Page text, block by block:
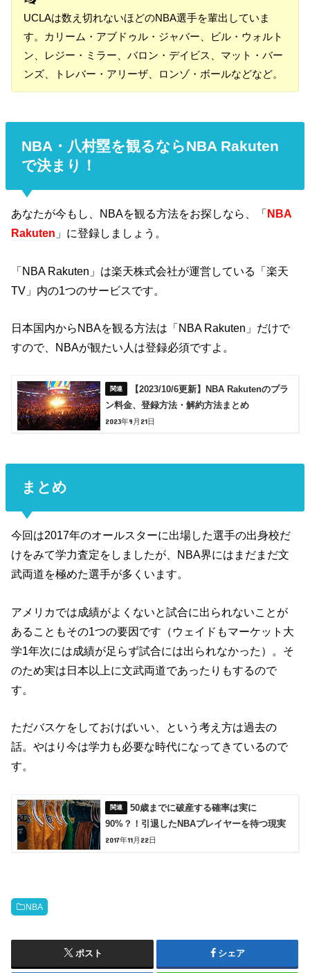
UCLAは数え切れないほどのNBA選手を輩出していま
す。カリーム・アブドゥル・ジャバー、ビル・ウォルト
ン、レジー・ミラー、バロン・デイビス、マット・バー
ンズ、トレバー・アリーザ、ロンゾ・ボールなどなど。
NBA・八村塁を観るならNBA Rakuten
で決まり！
あなたが今もし、NBAを観る方法をお探しなら、「NBA
Rakuten 」に登録しましょう。
「NBA Rakuten」は楽天株式会社が運営している「楽天
TV」内の1つのサービスです。
日本国内からNBAを観る方法は「NBA Rakuten」だけで
すので、NBAが観たい人は登録必須ですよ。
【2023/10/6更新】NBA Rakutenのプラ
ン料金、登録方法・解約方法まとめ
2023年9月21日
まとめ
今回は2017年のオールスターに出場した選手の出身校だ
けをみて学力査定をしましたが、NBA界にはまだまだ文
武両道を極めた選手が多くいます。
アメリカでは成績がよくないと試合に出られないことが
あることもその1つの要因です（ウェイドもマーケット大
学1年次には成績が足らず試合には出られなかった）。そ
のため実は日本以上に文武両道であったりもするので
す。
ただバスケをしておけばいい、という考え方は過去の
話。やはり今は学力も必要な時代になってきているので
す。
50歳までに破産する確率は実に
90%？！引退したNBAプレイヤーを待つ現実
2017年11月22日
NBA
ポスト シェア